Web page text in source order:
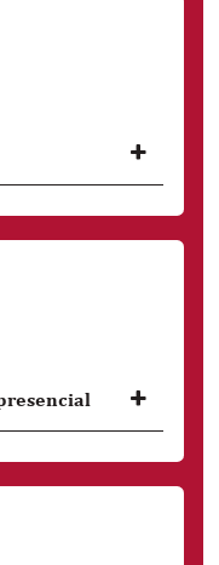
el ranking
2023. Además,
con
tiene 20% de
de créditos